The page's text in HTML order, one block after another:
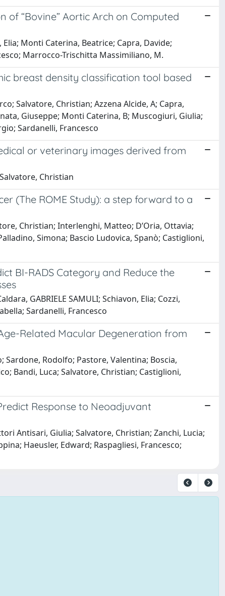
of “Bovine” Aortic Arch on Computed
Monti Caterina, Beatrice; Capra, Davide;
Marrocco-Trischitta Massimiliano, M.
breast density classification tool based
Salvatore, Christian; Azzena Alcide, A; Capra,
Giuseppe; Monti Caterina, B; Muscogiuri, Giulia;
Sardanelli, Francesco
or veterinary images derived from
Christian
(The ROME Study): a step forward to a
Christian; Interlenghi, Matteo; D’Oria, Ottavia;
Simona; Bascio Ludovica, Spanò; Castiglioni,
BI-RADS Category and Reduce the
GABRIELE SAMULI; Schiavon, Elia; Cozzi,
Sardanelli, Francesco
Related Macular Degeneration from
Rodolfo; Pastore, Valentina; Boscia,
Bandi, Luca; Salvatore, Christian; Castiglioni,
Response to Neoadjuvant
Antisari, Giulia; Salvatore, Christian; Zanchi, Lucia;
Haeusler, Edward; Raspagliesi, Francesco;